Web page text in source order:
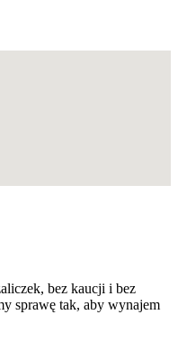
bez kaucji i bez
sprawę tak, aby wynajem